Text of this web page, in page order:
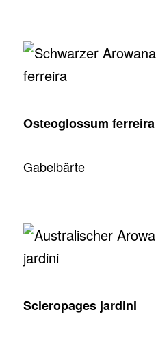
Osteoglossum ferreira
Gabelbärte
Scleropages jardini